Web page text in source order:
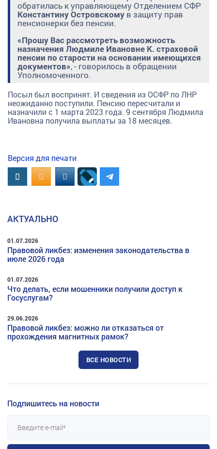
обратилась к управляющему Отделением СФР
Константину Островскому в защиту прав
пенсионерки без пенсии.
«Прошу Вас рассмотреть возможность
назначения Людмиле Ивановне К. страховой
пенсии по старости на основании имеющихся
документов», - говорилось в обращении
Уполномоченного.
Посыл был воспринят. И сведения из ОСФР по ЛНР
неожиданно поступили. Пенсию пересчитали и
назначили с 1 марта 2023 года. 9 сентября Людмила
Ивановна получила выплаты за 18 месяцев.
Версия для печати
ВконтактеOK.RUMAIL.RU
АКТУАЛЬНО
01.07.2026
Правовой ликбез: изменения законодательства в
июле 2026 года
01.07.2026
Что делать, если мошенники получили доступ к
Госуслугам?
29.06.2026
Правовой ликбез: можно ли отказаться от
прохождения магнитных рамок?
ВСЕ НОВОСТИ
Подпишитесь на новости